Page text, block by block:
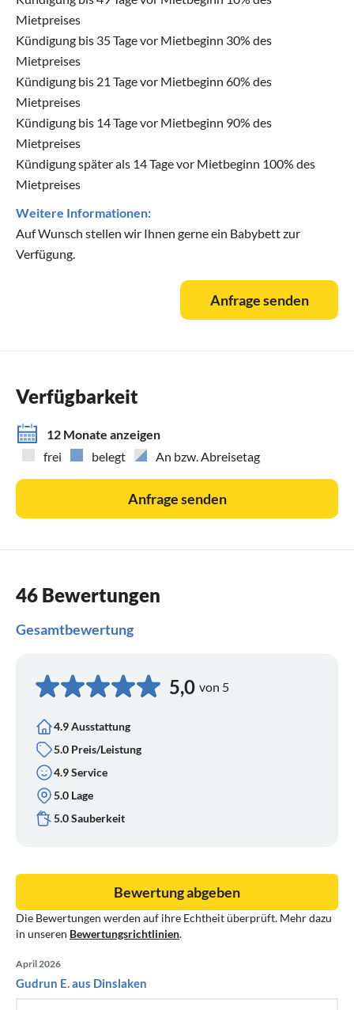
Mietpreises
Kündigung bis 35 Tage vor Mietbeginn 30% des
Mietpreises
Kündigung bis 21 Tage vor Mietbeginn 60% des
Mietpreises
Kündigung bis 14 Tage vor Mietbeginn 90% des
Mietpreises
Kündigung später als 14 Tage vor Mietbeginn 100% des
Mietpreises
Weitere Informationen:
Auf Wunsch stellen wir Ihnen gerne ein Babybett zur
Verfügung.
Anfrage senden
Verfügbarkeit
12 Monate anzeigen
frei
belegt An bzw. Abreisetag
Anfrage senden
46 Bewertungen
Gesamtbewertung
5,0 von 5
4.9 Ausstattung
5.0 Preis/Leistung
4.9 Service
5.0 Lage
5.0 Sauberkeit
Die Bewertungen werden auf ihre Echtheit überprüft. Mehr dazu
in unseren Bewertungsrichtlinien.
Bewertung abgeben
April 2026
Gudrun E. aus Dinslaken